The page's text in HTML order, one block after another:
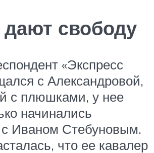
свободу
«Экспресс
с Александровой,
с плюшками, у нее
начинались
Иваном Стебуновым.
что ее кавалер